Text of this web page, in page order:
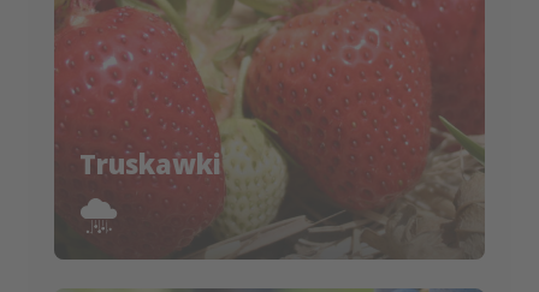
Truskawki